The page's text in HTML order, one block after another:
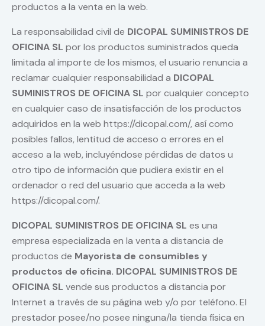
productos a la venta en la web.
La responsabilidad civil de DICOPAL SUMINISTROS DE
OFICINA SL por los productos suministrados queda
limitada al importe de los mismos, el usuario renuncia a
reclamar cualquier responsabilidad a DICOPAL
SUMINISTROS DE OFICINA SL por cualquier concepto
en cualquier caso de insatisfacción de los productos
adquiridos en la web https://dicopal.com/, así como
posibles fallos, lentitud de acceso o errores en el
acceso a la web, incluyéndose pérdidas de datos u
otro tipo de información que pudiera existir en el
ordenador o red del usuario que acceda a la web
https://dicopal.com/.
DICOPAL SUMINISTROS DE OFICINA SL es una
empresa especializada en la venta a distancia de
productos de Mayorista de consumibles y
productos de oficina. DICOPAL SUMINISTROS DE
OFICINA SL vende sus productos a distancia por
Internet a través de su página web y/o por teléfono. El
prestador posee/no posee ninguna/la tienda física en